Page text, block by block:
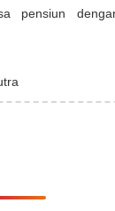
pensiun